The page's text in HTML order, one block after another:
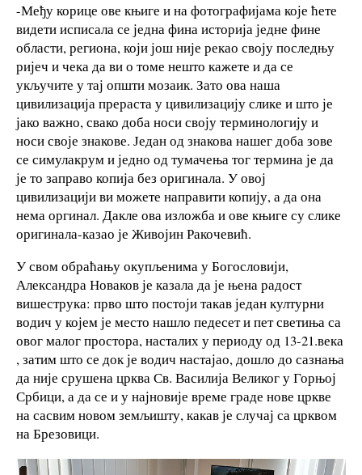
-Међу корице ове књиге и на фотографијама које ћете
видети исписала се једна фина историја једне фине
области, региона, који још није рекао своју последњу
ријеч и чека да ви о томе нешто кажете и да се
укључите у тај општи мозаик. Зато ова наша
цивилизација прераста у цивилизацију слике и што је
јако важно, свако доба носи своју терминологију и
носи своје знакове. Један од знакова нашег доба зове
се симулакрум и једно од тумачења тог термина је да
је то заправо копија без оригинала. У овој
цивилизацији ви можете направити копију, а да она
нема оргинал. Дакле ова изложба и ове књиге су слике
оригинала-казао је Живојин Ракочевић.
У свом обраћању окупљенима у Богословији,
Александра Новаков је казала да је њена радост
вишеструка: прво што постоји такав један културни
водич у којем је место нашло педесет и пет светиња са
овог малог простора, насталих у периоду од 13-21.века
, затим што се док је водич настајао, дошло до сазнања
да није срушена црква Св. Василија Великог у Горњој
Србици, а да се и у најновије време граде нове цркве
на сасвим новом земљишту, какав је случај са црквом
на Брезовици.